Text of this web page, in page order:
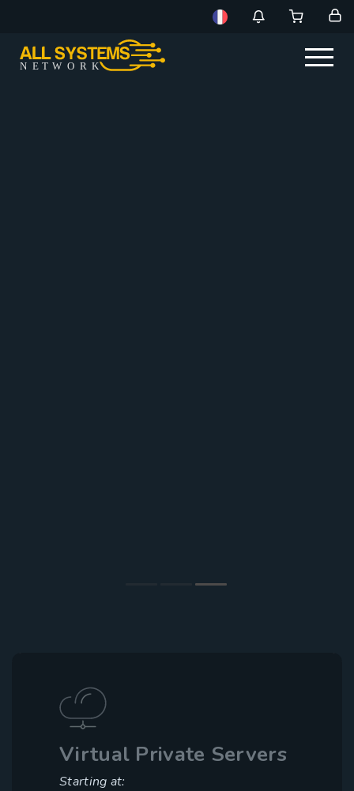
NE T W ORK
Virtual Private Servers
Starting at: